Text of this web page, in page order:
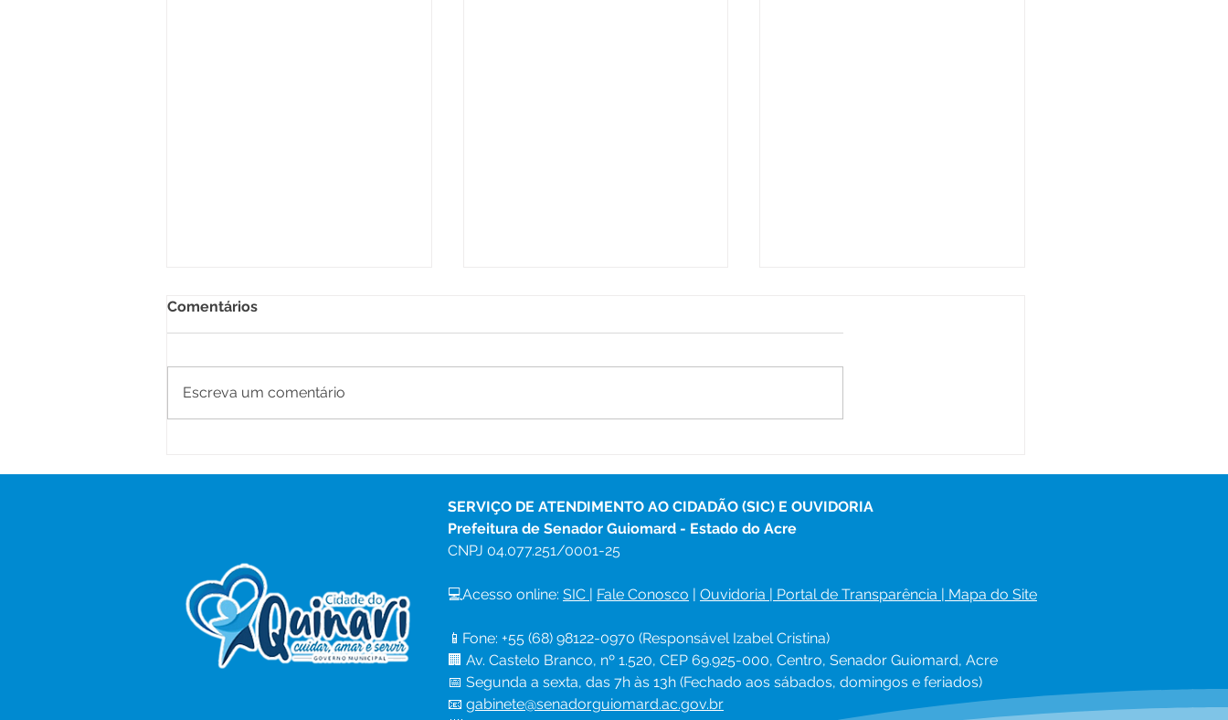
financeira da Assistência
Social
Comentários
Escreva um comentário
SERVIÇO DE ATENDIMENTO AO CIDADÃO (SIC) E OUVIDORIA
Prefeitura de Senador Guiomard - Estado do Acre
CNPJ 04.077.251/0001-25
💻Acesso online: SIC | Fale Conosco | Ouvidoria | Portal de Transparência | Mapa do Site
📱Fone: +55 (68) 98122-0970 (Responsável Izabel Cristina)
🏢 Av. Castelo Branco, nº 1.520, CEP 69.925-000, Centro, Senador Guiomard, Acre
📅 Segunda a sexta, das 7h às 13h (Fechado aos sábados, domingos e feriados)
📧 gabinete@senadorguiomard.ac.gov.br